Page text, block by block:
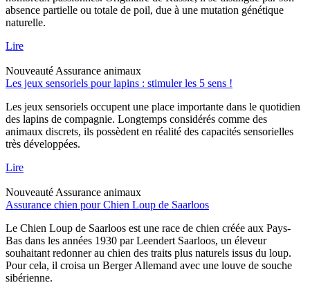
absence partielle ou totale de poil, due à une mutation génétique
naturelle.
Lire
Nouveauté Assurance animaux
Les jeux sensoriels pour lapins : stimuler les 5 sens !
Les jeux sensoriels occupent une place importante dans le quotidien
des lapins de compagnie. Longtemps considérés comme des
animaux discrets, ils possèdent en réalité des capacités sensorielles
très développées.
Lire
Nouveauté Assurance animaux
Assurance chien pour Chien Loup de Saarloos
Le Chien Loup de Saarloos est une race de chien créée aux Pays-
Bas dans les années 1930 par Leendert Saarloos, un éleveur
souhaitant redonner au chien des traits plus naturels issus du loup.
Pour cela, il croisa un Berger Allemand avec une louve de souche
sibérienne.